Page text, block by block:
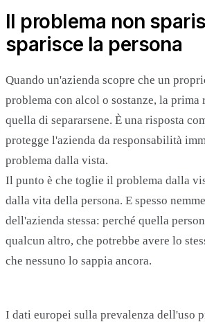
Il problema non
sparisce la persona
Quando un'azienda scopre che un
problema con alcol o sostanze, la prima
quella di separarsene. È una risposta
protegge l'azienda da responsabilità
problema dalla vista.
Il punto è che toglie il problema dalla
dalla vita della persona. E spesso
dell'azienda stessa: perché quella
qualcun altro, che potrebbe avere lo
che nessuno lo sappia ancora.
I dati europei sulla prevalenza dell'uso